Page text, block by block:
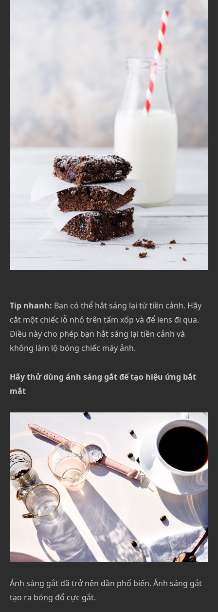
Tip nhanh: Bạn có thể hắt sáng lại từ tiền cảnh. Hãy
cắt một chiếc lỗ nhỏ trên tấm xốp và để lens đi qua.
Điều này cho phép bạn hắt sáng lại tiền cảnh và
không làm lộ bóng chiếc máy ảnh.
Hãy thử dùng ánh sáng gắt để tạo hiệu ứng bắt
mắt
Ánh sáng gắt đã trở nên dần phổ biến. Ánh sáng gắt
tạo ra bóng đổ cực gắt.